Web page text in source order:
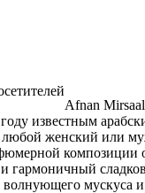
Afnan
известным
женский или
композиции
гармоничный
волнующего мускуса